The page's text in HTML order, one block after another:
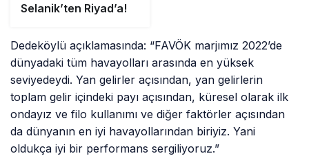
Selanik’ten Riyad’a!
Dedeköylü açıklamasında: “FAVÖK marjımız 2022’de
dünyadaki tüm havayolları arasında en yüksek
seviyedeydi. Yan gelirler açısından, yan gelirlerin
toplam gelir içindeki payı açısından, küresel olarak ilk
ondayız ve filo kullanımı ve diğer faktörler açısından
da dünyanın en iyi havayollarından biriyiz. Yani
oldukça iyi bir performans sergiliyoruz.”